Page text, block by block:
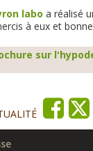
labo a réalisé
à eux et
sur